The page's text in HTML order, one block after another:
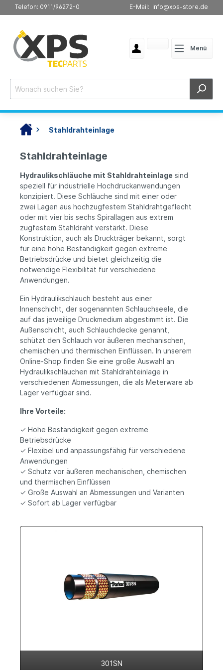
Telefon: 0911/96272-0 E-Mail: info@xps-store.de
Menü
Stahldrahteinlage
Stahldrahteinlage
Hydraulikschläuche mit Stahldrahteinlage sind
speziell für industrielle Hochdruckanwendungen
konzipiert. Diese Schläuche sind mit einer oder
zwei Lagen aus hochzugfestem Stahldrahtgeflecht
oder mit vier bis sechs Spirallagen aus extrem
zugfestem Stahldraht verstärkt. Diese
Konstruktion, auch als Druckträger bekannt, sorgt
für eine hohe Beständigkeit gegen extreme
Betriebsdrücke und bietet gleichzeitig die
notwendige Flexibilität für verschiedene
Anwendungen.
Ein Hydraulikschlauch besteht aus einer
Innenschicht, der sogenannten Schlauchseele, die
auf das jeweilige Druckmedium abgestimmt ist. Die
Außenschicht, auch Schlauchdecke genannt,
schützt den Schlauch vor äußeren mechanischen,
chemischen und thermischen Einflüssen. In unserem
Online-Shop finden Sie eine große Auswahl an
Hydraulikschläuchen mit Stahldrahteinlage in
verschiedenen Abmessungen, die als Meterware ab
Lager verfügbar sind.
Ihre Vorteile:
✓ Hohe Beständigkeit gegen extreme
Betriebsdrücke
✓ Flexibel und anpassungsfähig für verschiedene
Anwendungen
✓ Schutz vor äußeren mechanischen, chemischen
und thermischen Einflüssen
✓ Große Auswahl an Abmessungen und Varianten
✓ Sofort ab Lager verfügbar
301SN